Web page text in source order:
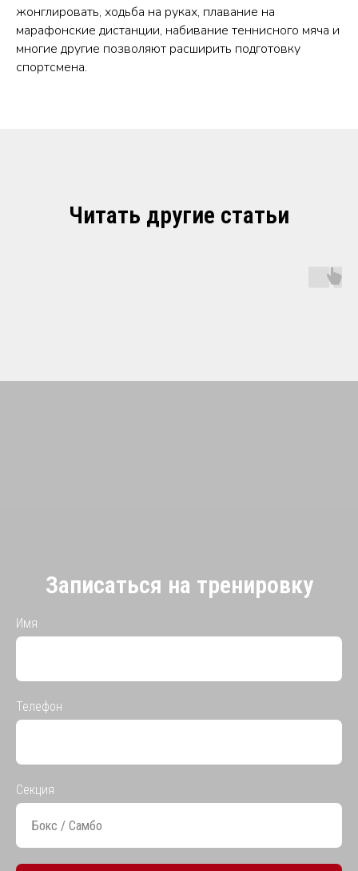
жонглировать, ходьба на руках, плавание на
марафонские дистанции, набивание теннисного мяча и
многие другие позволяют расширить подготовку
спортсмена.
Читать другие статьи
Записаться на тренировку
Имя
Телефон
Секция